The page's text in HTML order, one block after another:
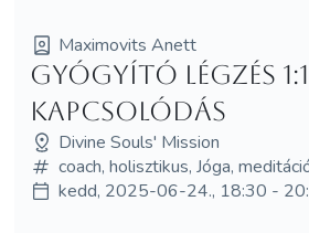
Maximovits Anett
Gyógyító Légzés 1:1
Kapcsolódás
Divine Souls' Mission
coach, holisztikus, Jóga,
kedd, 2025-06-24., 18:30 -